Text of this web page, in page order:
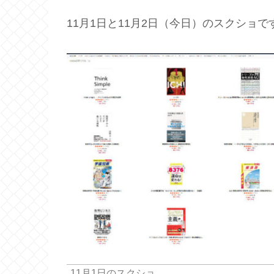
11月1日と11月2日（今日）のスクショで